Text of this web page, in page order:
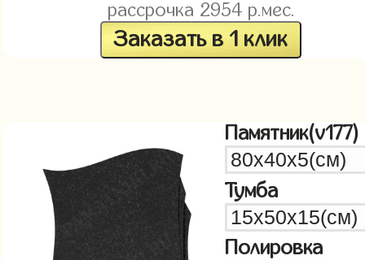
рассрочка 2954 р.мес.
Заказать в 1 клик
Памятник(v177)
Тумба
Полировка